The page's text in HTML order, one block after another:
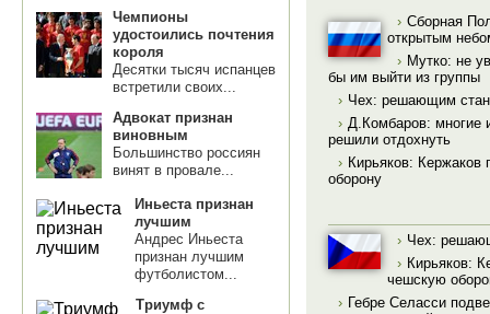
Чемпионы
удостоились почтения
короля
Десятки тысяч испанцев
встретили своих...
Адвокат признан
виновным
Большинство россиян
винят в провале...
Иньеста признан
лучшим
Андрес Иньеста
признан лучшим
футболистом...
Триумф с
› Сборная
открытым
› Мутко: не
бы им выйти из группы
› Чех: решающим
› Д.Комбаров: многие
решили отдохнуть
› Кирьяков:
оборону
› Чех:
› Кирьяков:
чешскую
› Гебре Селасси